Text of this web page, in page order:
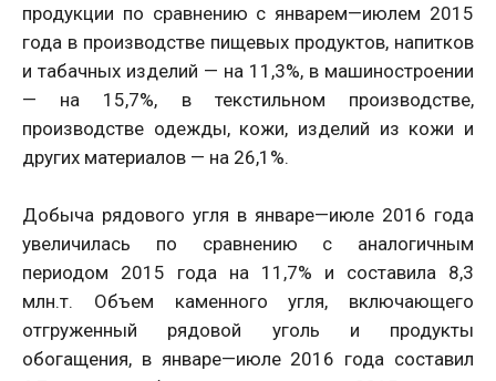
продукции по сравнению с январем—июлем 2015
года в производстве пищевых продуктов, напитков
и табачных изделий — на 11,3%, в машиностроении
— на 15,7%, в текстильном производстве,
производстве одежды, кожи, изделий из кожи и
других материалов — на 26,1%.
Добыча рядового угля в январе—июле 2016 года
увеличилась по сравнению с аналогичным
периодом 2015 года на 11,7% и составила 8,3
млн.т. Объем каменного угля, включающего
отгруженный рядовой уголь и продукты
обогащения, в январе—июле 2016 года составил